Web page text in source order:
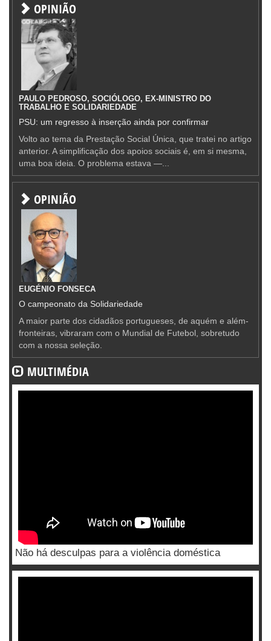
OPINIÃO
PAULO PEDROSO, SOCIÓLOGO, EX-MINISTRO DO
TRABALHO E SOLIDARIEDADE
PSU: um regresso à inserção ainda por confirmar
Volto ao tema da Prestação Social Única, que tratei no artigo
anterior. A simplificação dos apoios sociais é, em si mesma,
uma boa ideia. O problema estava —...
OPINIÃO
EUGÉNIO FONSECA
O campeonato da Solidariedade
A maior parte dos cidadãos portugueses, de aquém e além-
fronteiras, vibraram com o Mundial de Futebol, sobretudo
com a nossa seleção.
MULTIMÉDIA
Não há desculpas para a violência doméstica